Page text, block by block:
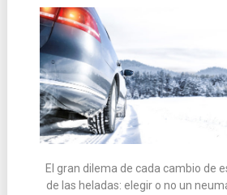
El gran dilema de cada cambio de
de las heladas: elegir o no un